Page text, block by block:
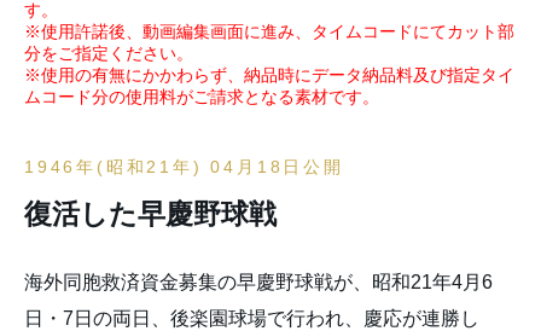
す。
※使用許諾後、動画編集画面に進み、タイムコードにてカット部
分をご指定ください。
※使用の有無にかかわらず、納品時にデータ納品料及び指定タイ
ムコード分の使用料がご請求となる素材です。
1946年(昭和21年) 04月18日公開
復活した早慶野球戦
海外同胞救済資金募集の早慶野球戦が、昭和21年4月6
日・7日の両日、後楽園球場で行われ、慶応が連勝し